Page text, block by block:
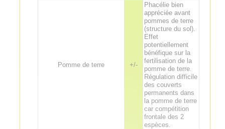
Pomme de terre +/-
Phacélie bien
appréciée avant
pommes de terre
(structure du sol).
Effet
potentiellement
bénéfique sur la
fertilisation de la
pomme de terre.
Régulation difficile
des couverts
permanents dans
la pomme de terre
car compétition
frontale des 2
espèces.